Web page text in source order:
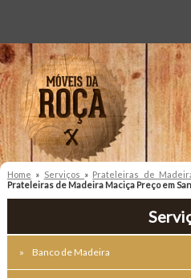
Home » Serviços » Prateleiras de
Prateleiras de Madeira Maciça Preço em
Banco de Madeira